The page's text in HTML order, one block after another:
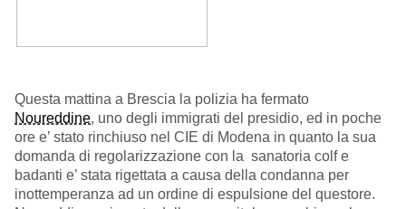
Questa mattina a Brescia la polizia ha fermato
Noureddine, uno degli immigrati del presidio, ed in poche
ore e’ stato rinchiuso nel CIE di Modena in quanto la sua
domanda di regolarizzazione con la sanatoria colf e
badanti e’ stata rigettata a causa della condanna per
inottemperanza ad un ordine di espulsione del questore.